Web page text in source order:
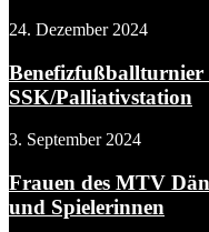
24. Dezember 2024
SSK/Palliativstation
3. September 2024
Frauen des MTV
und Spielerinnen